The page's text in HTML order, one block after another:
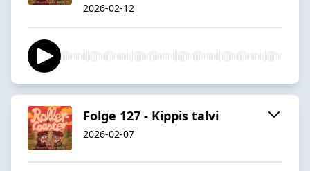
2026-02-12
Folge 127 - Kippis talvi
2026-02-07